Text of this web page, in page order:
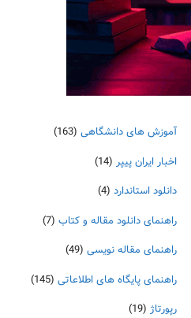
آموزش های دانشگاهی (163)
اخبار ایران پیپر (14)
دانلود استاندارد (4)
راهنمای دانلود مقاله و کتاب (7)
راهنمای مقاله نویسی (49)
راهنمای پایگاه های اطلاعاتی (145)
رپورتاژ (19)